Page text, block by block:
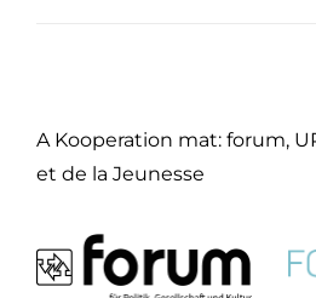
A Kooperation mat: forum,
et de la Jeunesse